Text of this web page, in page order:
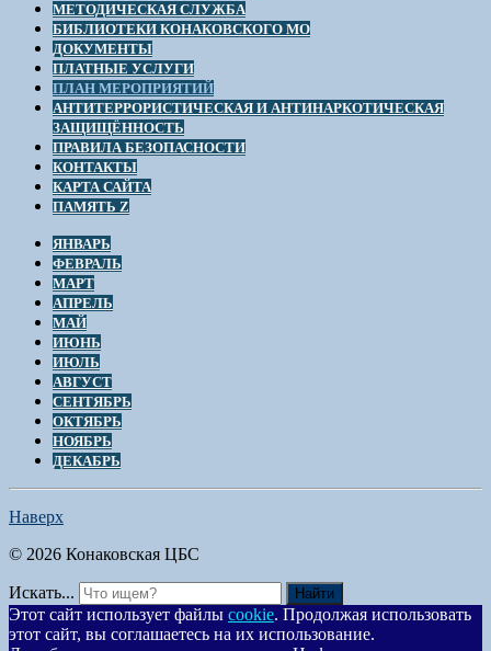
МЕТОДИЧЕСКАЯ СЛУЖБА
БИБЛИОТЕКИ КОНАКОВСКОГО МО
ДОКУМЕНТЫ
ПЛАТНЫЕ УСЛУГИ
ПЛАН МЕРОПРИЯТИЙ
АНТИТЕРРОРИСТИЧЕСКАЯ И АНТИНАРКОТИЧЕСКАЯ
ЗАЩИЩЁННОСТЬ
ПРАВИЛА БЕЗОПАСНОСТИ
КОНТАКТЫ
КАРТА САЙТА
ПАМЯТЬ Z
ЯНВАРЬ
ФЕВРАЛЬ
МАРТ
АПРЕЛЬ
МАЙ
ИЮНЬ
ИЮЛЬ
АВГУСТ
СЕНТЯБРЬ
ОКТЯБРЬ
НОЯБРЬ
ДЕКАБРЬ
Наверх
© 2026 Конаковская ЦБС
Искать... Найти
Этот сайт использует файлы cookie. Продолжая использовать
этот сайт, вы соглашаетесь на их использование.